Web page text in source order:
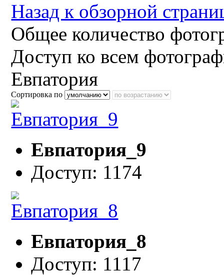
Назад к обзорной
Общее количество
Доступ ко всем
Евпатория
Сортировка по
Евпатория_9
Доступ: 1174
Евпатория_8
Доступ: 1117